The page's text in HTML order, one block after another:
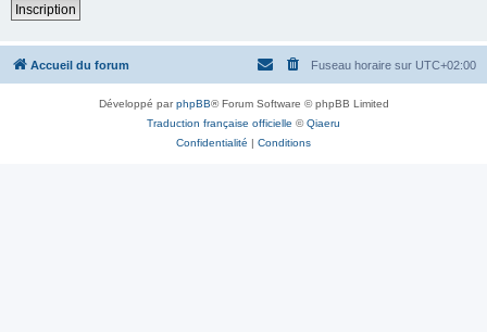
Inscription
Accueil du forum Fuseau horaire sur UTC+02:00
Développé parphpBB® Forum Software © phpBB Limited
Traduction française officielle ©Qiaeru
Confidentialité | Conditions